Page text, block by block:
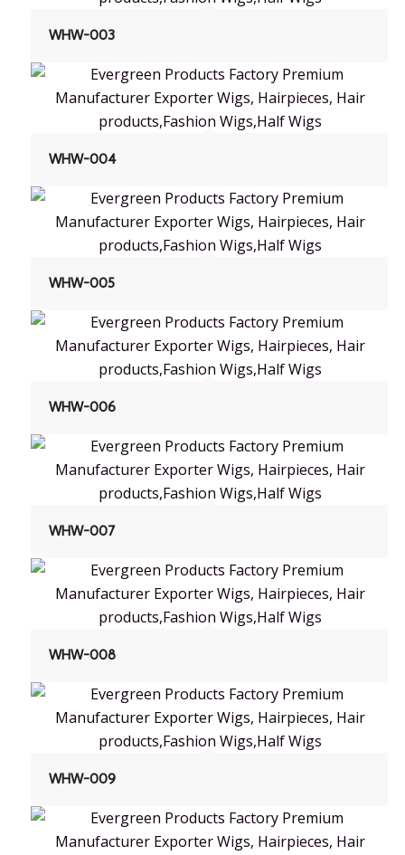
WHW-003
WHW-004
WHW-005
WHW-006
WHW-007
WHW-008
WHW-009